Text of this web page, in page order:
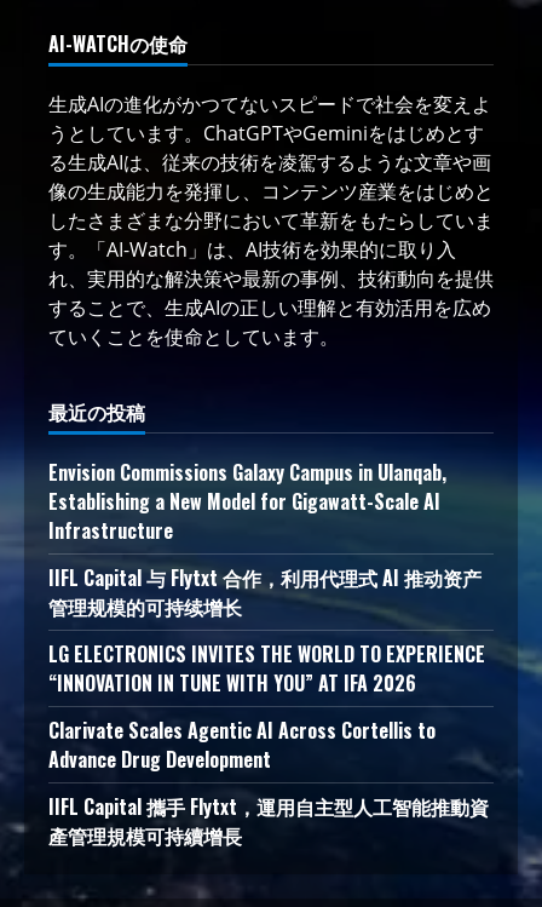
AI-WATCHの使命
生成AIの進化がかつてないスピードで社会を変えよ
うとしています。ChatGPTやGeminiをはじめとす
る生成AIは、従来の技術を凌駕するような文章や画
像の生成能力を発揮し、コンテンツ産業をはじめと
したさまざまな分野において革新をもたらしていま
す。「AI-Watch」は、AI技術を効果的に取り入
れ、実用的な解決策や最新の事例、技術動向を提供
することで、生成AIの正しい理解と有効活用を広め
ていくことを使命としています。
最近の投稿
Envision Commissions Galaxy Campus in Ulanqab,
Establishing a New Model for Gigawatt-Scale AI
Infrastructure
IIFL Capital 与 Flytxt 合作，利用代理式 AI 推动资产
管理规模的可持续增长
LG ELECTRONICS INVITES THE WORLD TO EXPERIENCE
“INNOVATION IN TUNE WITH YOU” AT IFA 2026
Clarivate Scales Agentic AI Across Cortellis to
Advance Drug Development
IIFL Capital 攜手 Flytxt，運用自主型人工智能推動資
產管理規模可持續增長